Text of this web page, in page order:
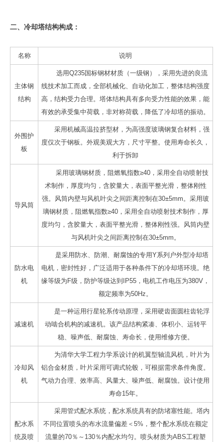
二、冷却塔结构构成：
名称 说明
主体钢
结构
选用Q235国标钢材材质（一级钢），采用先进的良流
线技术加工而成，全部机械化、自动化加工，整体结构强度
高，结构受力合理。塔体结构具有多向受力性能的效果，能
有效的承受集中荷载，非对称荷载，降低了冷却塔的振动。
外围护
板
采用机械高温拉挤型材，为高强度玻璃钢复合材料，强
度仅次于钢板。外观美观大方，尺寸平整。使用寿命长久，
利于拆卸
导风筒
采用玻璃钢材质，阻燃氧指数≥40，采用全自动喷射技
术制作，厚度均匀，含胶量大，表面平整光滑，整体刚性
强。风筒内壁与风机叶尖之间距离控制在30±5mm。采用玻
璃钢材质，阻燃氧指数≥40，采用全自动喷射技术制作，厚
度均匀，含胶量大，表面平整光滑，整体刚性强。风筒内壁
与风机叶尖之间距离控制在30±5mm。
防水电
机
是采用防水、防潮、耐腐蚀的专用Y系列户外型冷却塔
电机，密封性好，广泛适用于各种条件下的冷却塔环境。绝
缘等级为F级，防护等级达到IP55，电机工作电压为380V，
额定频率为50Hz。
减速机
是一种运用行星轮系传动原理，采用硬齿面圆柱齿轮浮
动啮合机构的减速机。该产品结构紧凑、体积小、运转平
稳、噪声低、耐腐蚀、寿命长，使用维修方便。
冷却风
机
为清华大学工程力学系设计的机翼型轴流风机，叶片为
铝合金材质，叶片采用可调式轮毂，可根据需求条件角度。
气动力合理、效率高、风量大、噪声低、耐腐蚀。设计使用
寿命15年。
配水系
统及喷
采用管式配水系统，配水系统具有的防堵塞性能。塔内
不同位置喷头的布水流量偏差＜5%，整个配水系统在额定
流量的70％～130％内配水均匀。喷头材质为ABS工程塑